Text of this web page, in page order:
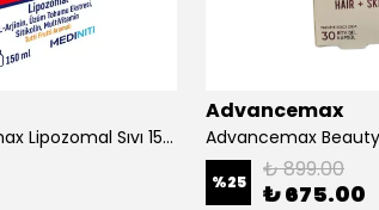
Advancemax Argimax Lipozomal Sıvı 150 ml 8684375607587
Advancemax
%25 ₺ 899.00
₺ 675.00